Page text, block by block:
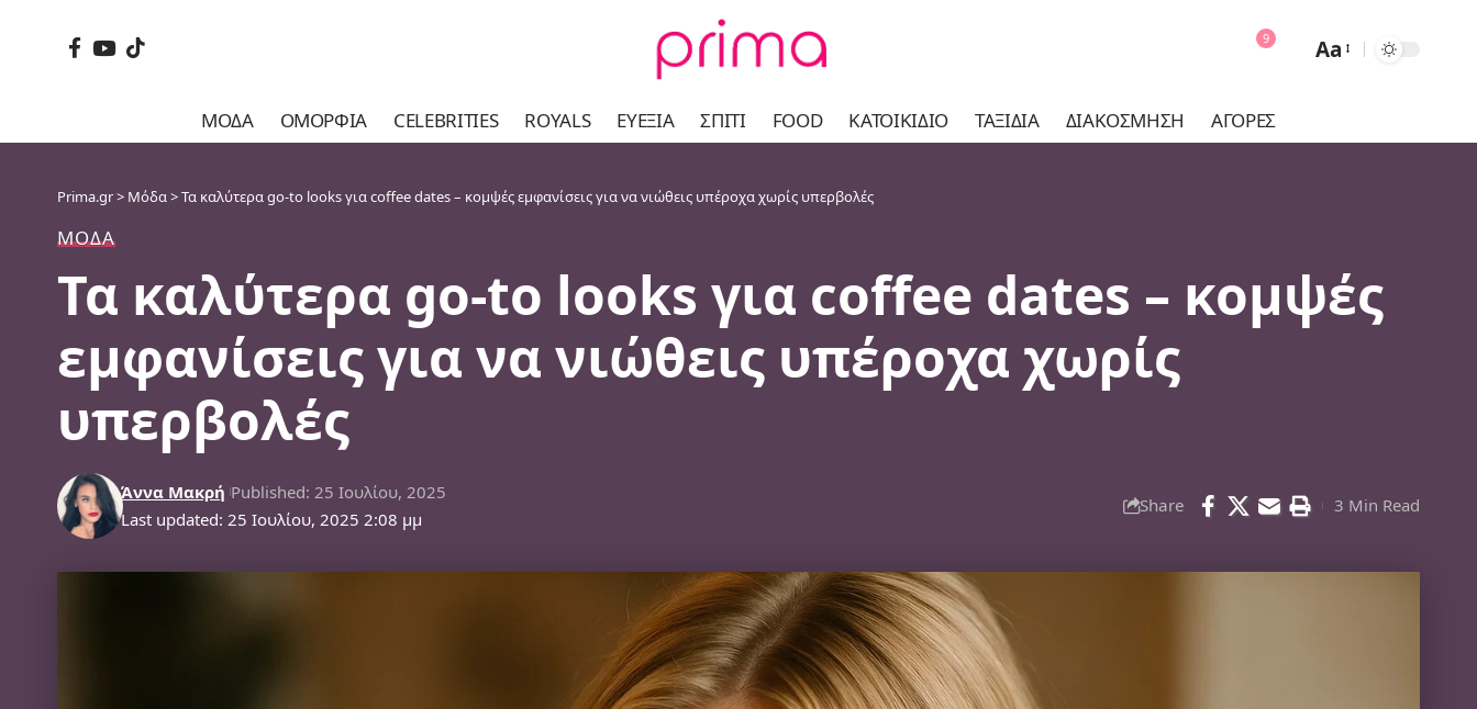
9
Font
Aa
ΜΌΔΑ ΟΜΟΡΦΙΆ CELEBRITIES ROYALS ΕΥΕΞΊΑ ΣΠΊΤΙ FOOD ΚΑΤΟΙΚΊΔΙΟ ΤΑΞΊΔΙΑ ΔΙΑΚΌΣΜΗΣΗ ΑΓΟΡΈΣ
Prima.gr> Μόδα>Τα καλύτερα go-to looks για coffee dates – κομψές εμφανίσεις για να νιώθεις υπέροχα χωρίς υπερβολές
ΜΌΔΑ
Τα καλύτερα go-to looks για coffee dates – κομψές
εμφανίσεις για να νιώθεις υπέροχα χωρίς
υπερβολές
Last updated: 25 Ιουλίου, 2025 2:08 μμ
Άννα Μακρή Published: 25 Ιουλίου, 2025
Share 3 Min Read